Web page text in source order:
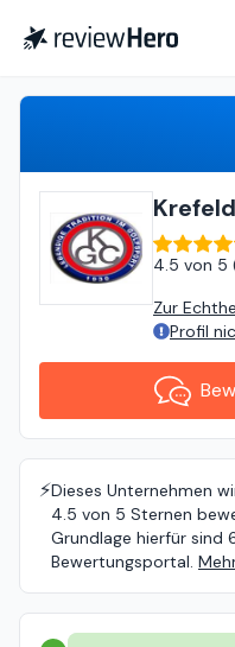
4.5 von 5
Zur
Profil
⚡️Dieses Unternehmen
4.5 von 5 Sternen
Grundlage hierfür sind
Bewertungsportal.